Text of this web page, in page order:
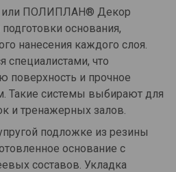
ПОЛИПЛАН® Декор
основания,
нанесения каждого слоя.
что
поверхность и прочное
Такие системы выбирают для
и тренажерных залов.
подложке из резины
основание с
составов. Укладка